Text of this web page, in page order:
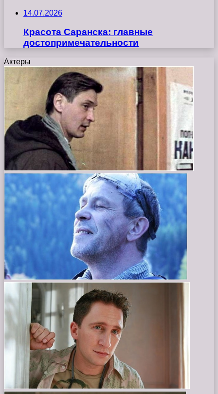
14.07.2026
Красота Саранска: главные
достопримечательности
Актеры